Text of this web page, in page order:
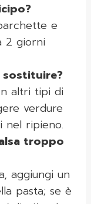
e
2 giorni
altri tipi di
verdure
nel ripieno.
troppo
aggiungi un
pasta; se è